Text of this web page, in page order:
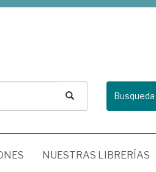
NUESTRAS LIBRERÍAS